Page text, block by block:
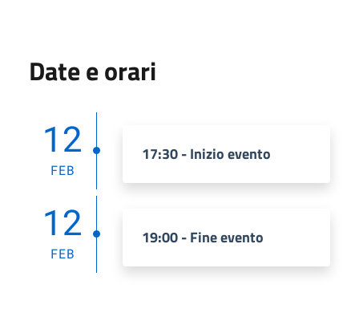
Date e orari
12
FEB
17:30 - Inizio evento
12
FEB
19:00 - Fine evento